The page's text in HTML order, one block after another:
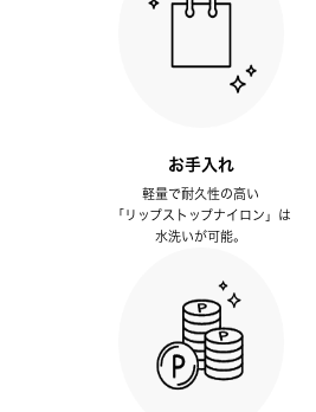
お手入れ
軽量で耐久性の高い
「リップストップナイロン」は
水洗いが可能。